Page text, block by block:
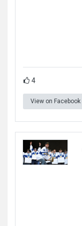
4
View on Facebook